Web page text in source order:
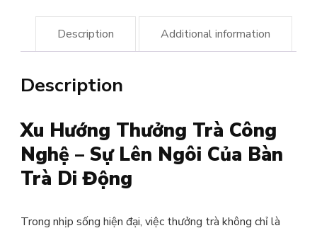
Description Additional information
Description
Xu Hướng Thưởng Trà Công
Nghệ – Sự Lên Ngôi Của Bàn
Trà Di Động
Trong nhịp sống hiện đại, việc thưởng trà không chỉ là